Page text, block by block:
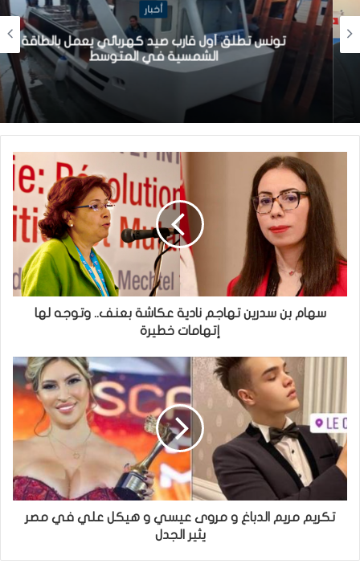
أخبار
تونس تطلق أول قارب صيد كهربائي يعمل بالطاقة
الشمسية في المتوسط
سهام بن سدرين تهاجم نادية عكاشة بعنف.. وتوجه لها
إتهامات خطيرة
تكريم مريم الدباغ و مروى عيسي و هيكل علي في مصر
يثير الجدل